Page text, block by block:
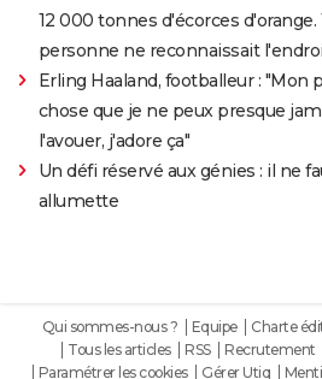
12 000 tonnes d'écorces d'orange.
personne ne reconnaissait
Erling Haaland, footballeur : "Mon
chose que je ne peux presque
l'avouer, j'adore ça"
Un défi réservé aux génies : il ne
allumette
Qui sommes-nous ? Equipe Charte
Tous les articles
RSS Recrutement
Paramétrer les cookies
Gérer Utiq